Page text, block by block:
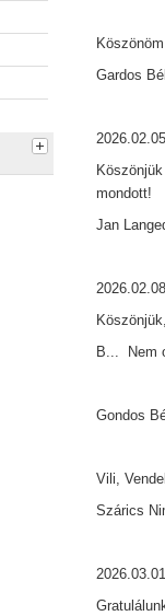
Gardos
mondott!
Jan
B... Nem
Gondos
Vili,
Szárics